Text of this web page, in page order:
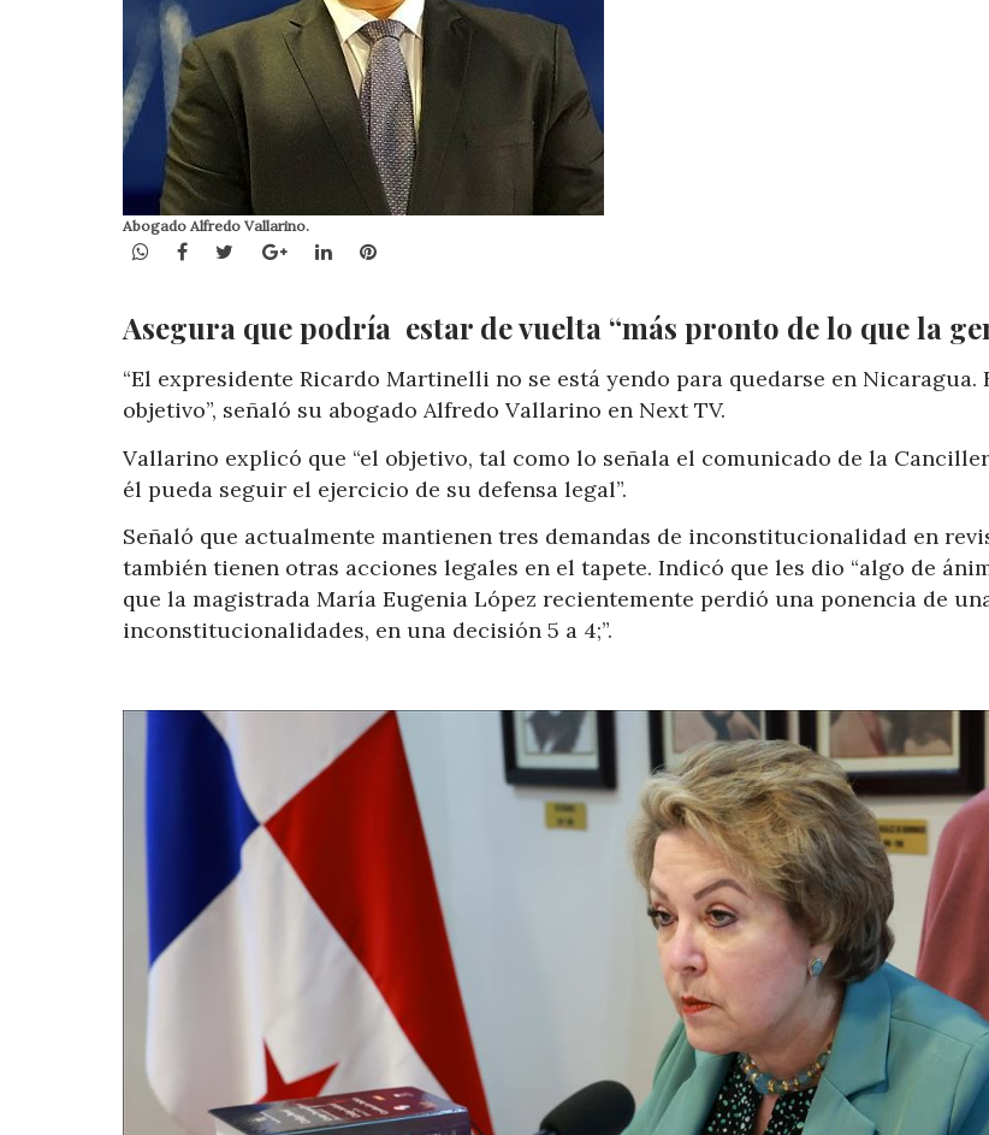
Abogado Alfredo Vallarino.
WhatsApp
Facebook
TwitterGoogle+LinkedInPinterest
Asegura que podría estar de vuelta “más pronto de lo que la
“El expresidente Ricardo Martinelli no se está yendo para quedarse en Nicaragua.
objetivo”, señaló su abogado Alfredo Vallarino en Next TV.
Vallarino explicó que “el objetivo, tal como lo señala el comunicado de la
él pueda seguir el ejercicio de su defensa legal”.
Señaló que actualmente mantienen tres demandas de inconstitucionalidad en
también tienen otras acciones legales en el tapete. Indicó que les dio “algo de
que la magistrada María Eugenia López recientemente perdió una ponencia de
inconstitucionalidades, en una decisión 5 a 4;”.